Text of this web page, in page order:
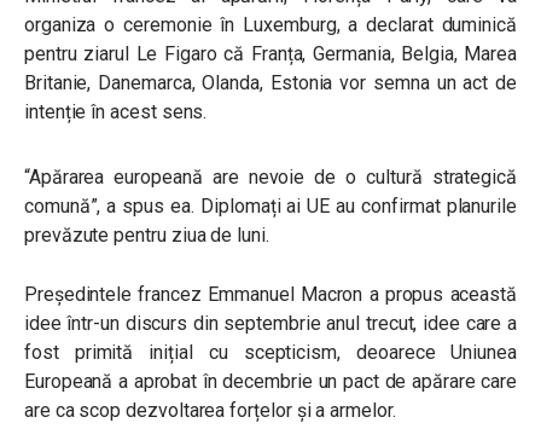
organiza o ceremonie în Luxemburg, a declarat duminică
pentru ziarul Le Figaro că Franța, Germania, Belgia, Marea
Britanie, Danemarca, Olanda, Estonia vor semna un act de
intenție în acest sens.
“Apărarea europeană are nevoie de o cultură strategică
comună”, a spus ea. Diplomați ai UE au confirmat planurile
prevăzute pentru ziua de luni.
Președintele francez Emmanuel Macron a propus această
idee într-un discurs din septembrie anul trecut, idee care a
fost primită inițial cu scepticism, deoarece Uniunea
Europeană a aprobat în decembrie un pact de apărare care
are ca scop dezvoltarea forțelor și a armelor.